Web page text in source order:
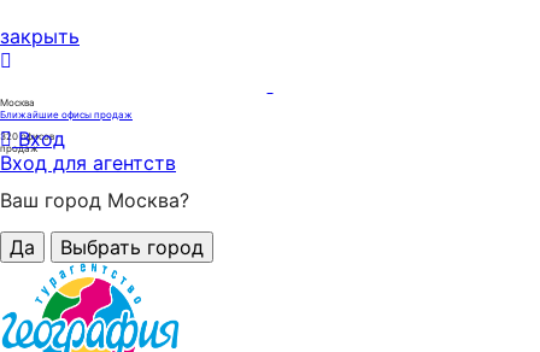
закрыть
Москва
Ближайшие офисы продаж
320офисов
продаж
Вход
Вход для агентств
Ваш город Москва?
Да
Выбрать город